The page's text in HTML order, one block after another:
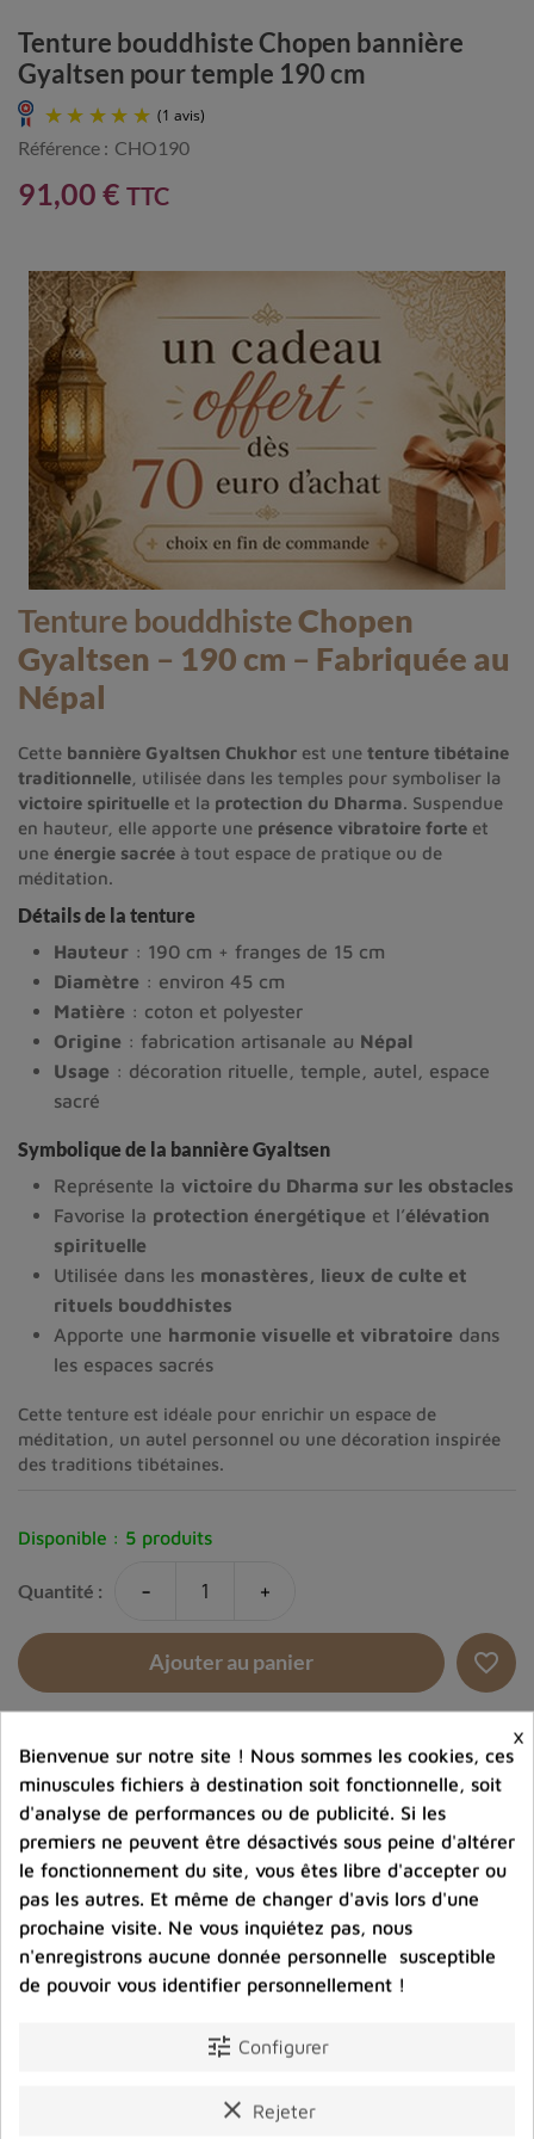
Tenture bouddhiste Chopen bannière
Gyaltsen pour temple 190 cm
(1 avis)
Référence : CHO190
91,00 € TTC
Tenture bouddhisteChopen
Gyaltsen – 190 cm – Fabriquée au
Népal
Cette bannière Gyaltsen Chukhor est une tenture tibétaine
traditionnelle , utilisée dans les temples pour symboliser la
victoire spirituelle et la protection du Dharma. Suspendue
en hauteur, elle apporte une présence vibratoire forte et
une énergie sacrée à tout espace de pratique ou de
méditation.
Détails de la tenture
Hauteur : 190 cm + franges de 15 cm
Diamètre : environ 45 cm
Matière : coton et polyester
Origine : fabrication artisanale au Népal
Usage : décoration rituelle, temple, autel, espace
sacré
Symbolique de la bannière Gyaltsen
Représente la victoire du Dharma sur les obstacles
Favorise la protection énergétique et l’élévation
spirituelle
Utilisée dans les monastères, lieux de culte et
rituels bouddhistes
Apporte une harmonie visuelle et vibratoire dans
les espaces sacrés
Cette tenture est idéale pour enrichir un espace de
méditation, un autel personnel ou une décoration inspirée
des traditions tibétaines.
Disponible : 5 produits
Quantité : - +
Ajouter au panier favorite_border
help_outline Posez une question sur ce produit
Photos contractuelles. Vous recevrez ce que vous
Port offert dès 80 € d’achat en France métropolitaine.
100 € pour la Belgique
×
Bienvenue sur notre site ! Nous sommes les cookies, ces
minuscules fichiers à destination soit fonctionnelle, soit
d'analyse de performances ou de publicité. Si les
premiers ne peuvent être désactivés sous peine d'altérer
le fonctionnement du site, vous êtes libre d'accepter ou
pas les autres. Et même de changer d'avis lors d'une
prochaine visite. Ne vous inquiétez pas, nous
n'enregistrons aucune donnée personnelle susceptible
de pouvoir vous identifier personnellement !
tune Configurer
clear Rejeter